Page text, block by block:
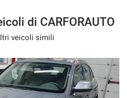
di CARFORAUTO
veicoli simili